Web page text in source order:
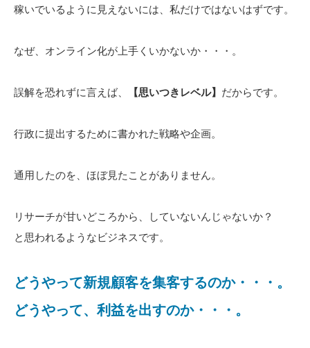
稼いでいるように見えないには、私だけではないはずです。
なぜ、オンライン化が上手くいかないか・・・。
誤解を恐れずに言えば、 【思いつきレベル】 だからです。
行政に提出するために書かれた戦略や企画。
通用したのを、ほぼ見たことがありません。
リサーチが甘いどころから、していないんじゃないか？
と思われるようなビジネスです。
どうやって新規顧客を集客するのか・・・。
どうやって、利益を出すのか・・・。